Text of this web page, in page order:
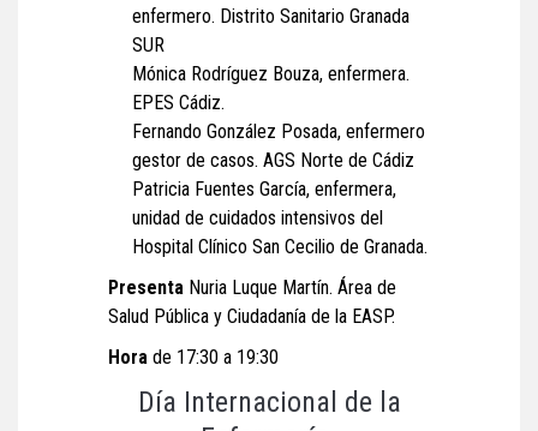
enfermero. Distrito Sanitario Granada
SUR
Mónica Rodríguez Bouza, enfermera.
EPES Cádiz.
Fernando González Posada, enfermero
gestor de casos. AGS Norte de Cádiz
Patricia Fuentes García, enfermera,
unidad de cuidados intensivos del
Hospital Clínico San Cecilio de Granada.
Presenta Nuria Luque Martín. Área de
Salud Pública y Ciudadanía de la EASP.
Hora de 17:30 a 19:30
Día Internacional de la